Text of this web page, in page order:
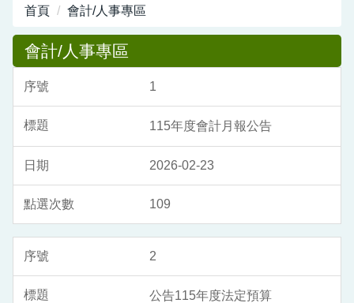
首頁 會計/人事專區
會計/人事專區
1
115年度會計月報公告
2026-02-23
109
2
公告115年度法定預算